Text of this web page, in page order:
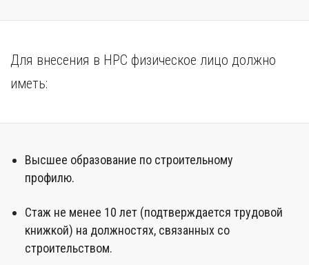
Для внесения в НРС физическое лицо должно
иметь:
Высшее образование по строительному
профилю.
Стаж не менее 10 лет (подтверждается трудовой
книжкой) на должностях, связанных со
строительством.